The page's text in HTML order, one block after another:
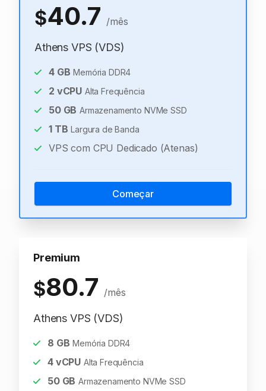
$40.7 /mês
Athens VPS (VDS)
4GB Memória DDR4
2 vCPU Alta Frequência
50GB Armazenamento NVMe SSD
1TB Largura de Banda
VPS com CPU Dedicado (Atenas)
Começar
Premium
$80.7 /mês
Athens VPS (VDS)
8 GB Memória DDR4
4vCPU Alta Frequência
50GB Armazenamento NVMe SSD